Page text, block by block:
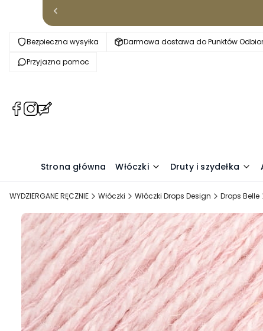
Bezpieczna wysyłka
Darmowa dostawa do Punktów
Przyjazna pomoc
(Otwiera
karcie)
(Otwiera
karcie)
(Otwiera
karcie)
Strona główna Włóczki Druty i szydełka
WYDZIERGANE RĘCZNIE Włóczki Włóczki Drops Design Drops Belle